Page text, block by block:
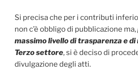
Si precisa che per i contributi
non c’è obbligo di pubblicazione ma,
massimo livello di trasparenza e
Terzo settore, si è deciso di
divulgazione degli atti.